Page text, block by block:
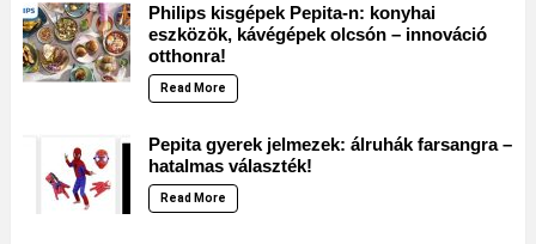
Philips kisgépek Pepita-n: konyhai
eszközök, kávégépek olcsón – innováció
otthonra!
Read More
Pepita gyerek jelmezek: álruhák farsangra –
hatalmas választék!
Read More